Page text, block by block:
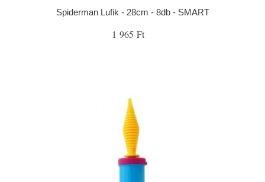
Spiderman Lufik - 28cm - 8db - SMART
1 965 Ft